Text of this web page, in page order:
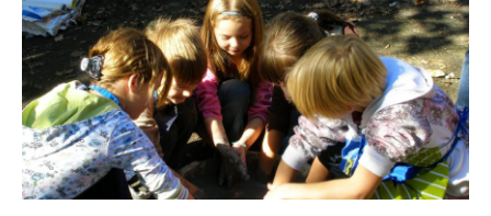
Sklep
Kim jesteśmy?
Kontakt
Deutsch